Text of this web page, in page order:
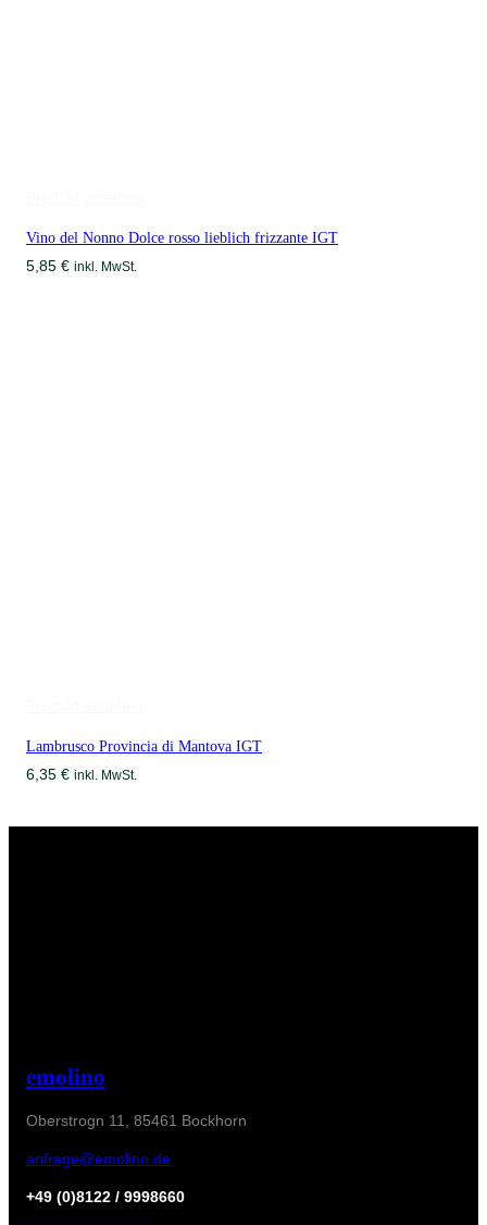
Vino del Nonno Dolce rosso lieblich frizzante IGT
5,85 € inkl. MwSt.
Lambrusco Provincia di Mantova IGT
6,35 € inkl. MwSt.
emolino
Oberstrogn 11, 85461 Bockhorn
anfrage@emolino.de
+49 (0)8122 / 9998660